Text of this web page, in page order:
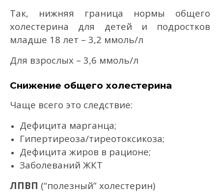
Так, нижняя граница нормы общего
холестерина для детей и подростков
младше 18 лет – 3,2 ммоль/л
Для взрослых – 3,6 ммоль/л
Снижение общего холестерина
Чаще всего это следствие:
Дефицита марганца;
Гипертиреоза/тиреотоксикоза;
Дефицита жиров в рационе;
Заболеваний ЖКТ
ЛПВП (“полезный” холестерин)